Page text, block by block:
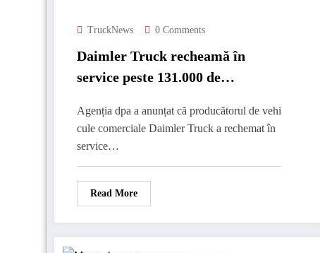
TruckNews 0 Comments
Daimler Truck recheamă în
service peste 131.000 de
Agenția dpa a anunțat că producătorul de vehi
cule comerciale Daimler Truck a rechemat în
service…
Read More